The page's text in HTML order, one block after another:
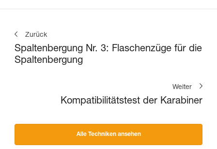
Zurück
Spaltenbergung Nr. 3: Flaschenzüge für die
Spaltenbergung
Weiter
Kompatibilitätstest der Karabiner
Alle Techniken ansehen